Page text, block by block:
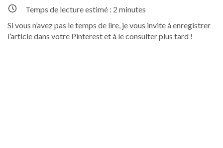
Temps de lecture estimé : 2 minutes
Si vous n’avez pas le temps de lire, je vous invite à enregistrer
l’article dans votre Pinterest et à le consulter plus tard !